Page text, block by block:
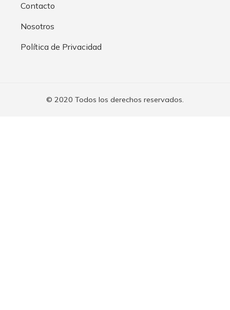
Contacto
Nosotros
Política de Privacidad
© 2020 Todos los derechos reservados.